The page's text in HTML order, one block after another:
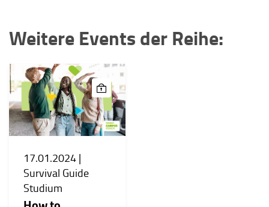
Weitere Events der Reihe:
17.01.2024 |
Survival Guide
Studium